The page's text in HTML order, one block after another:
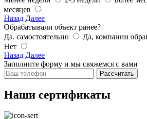
месяцев
Назад Далее
Обрабатывали объект ранее?
Да. самостоятельно
Да, компании
Нет
Назад Далее
Заполните форму и мы свяжемся с вами
Рассчитать
Наши сертификаты